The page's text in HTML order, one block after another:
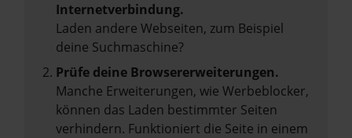
Internetverbindung.
Laden andere Webseiten, zum Beispiel
deine Suchmaschine?
Prüfe deine Browsererweiterungen.
Manche Erweiterungen, wie Werbeblocker,
können das Laden bestimmter Seiten
verhindern. Funktioniert die Seite in einem